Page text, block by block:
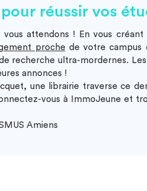
réussir vos
attendons ! En vous
proche de votre campus
recherche ultra-mordernes.
annonces !
une librairie traverse ce
vous à ImmoJeune et
Amiens